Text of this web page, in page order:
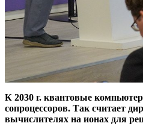
К 2030 г. квантовые
сопроцессоров. Так считает
вычислителях на ионах для